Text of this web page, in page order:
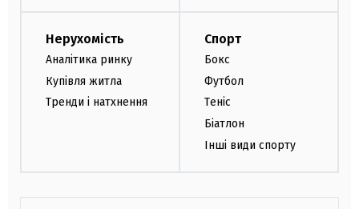
Нерухомість
Аналітика ринку
Купівля житла
Тренди і натхнення
Спорт
Бокс
Футбол
Теніс
Біатлон
Інші види спорту